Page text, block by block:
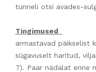
tunneli otsi avades-
Tingimused
armastavad päikselist
sügavuselt haritud,
7). Paar nädalat enne